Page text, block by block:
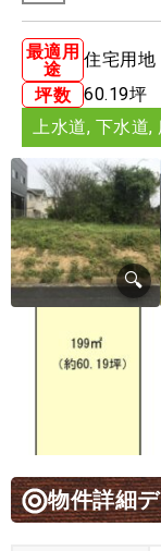
最適用
途
住宅用地
坪数
60.19坪
上水道, 下水道,
物件詳細